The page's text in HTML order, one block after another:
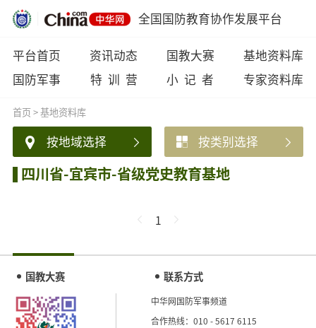
全国国防教育协作发展平台
平台首页 资讯动态 国教大赛
基地资料库
国防军事
特 训 营 小 记 者 专家资料库
首页>基地资料库
按地域选择 按类别选择
四川省-宜宾市-省级党史教育基地
1
国教大赛 联系方式
中华网国防军事频道
合作热线：010 - 5617 6115